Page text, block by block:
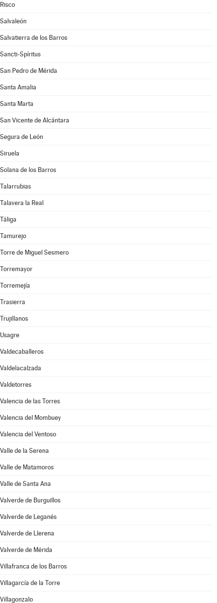
Risco
Salvaleón
Salvatierra de los Barros
Sancti-Spíritus
San Pedro de Mérida
Santa Amalia
Santa Marta
San Vicente de Alcántara
Segura de León
Siruela
Solana de los Barros
Talarrubias
Talavera la Real
Táliga
Tamurejo
Torre de Miguel Sesmero
Torremayor
Torremejía
Trasierra
Trujillanos
Usagre
Valdecaballeros
Valdelacalzada
Valdetorres
Valencia de las Torres
Valencia del Mombuey
Valencia del Ventoso
Valle de la Serena
Valle de Matamoros
Valle de Santa Ana
Valverde de Burguillos
Valverde de Leganés
Valverde de Llerena
Valverde de Mérida
Villafranca de los Barros
Villagarcía de la Torre
Villagonzalo